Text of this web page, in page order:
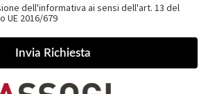
dell'informativa ai sensi dell'art. 13 del
UE 2016/679